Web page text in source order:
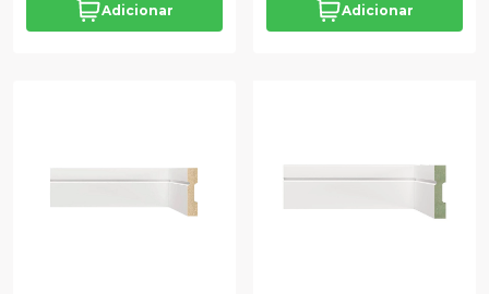
Adicionar Adicionar